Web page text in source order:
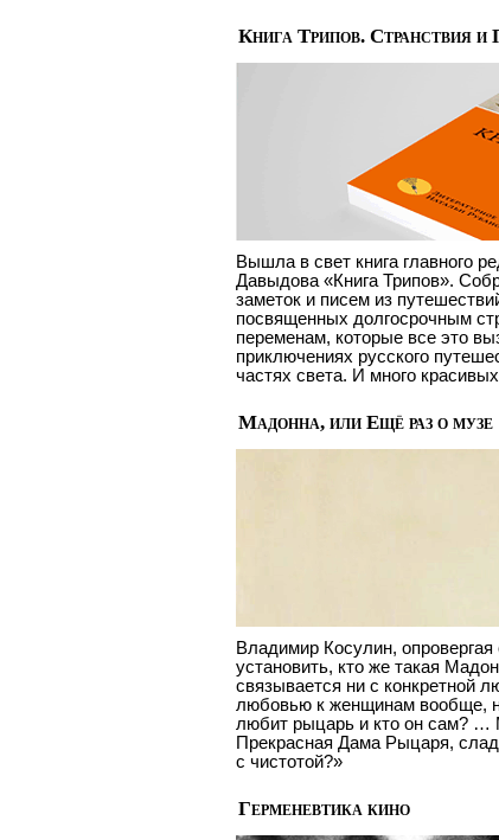
Книга Трипов. Странствия и
Вышла в свет книга главного
Давыдова «Книга Трипов».
заметок и писем из
посвященных долгосрочным
переменам, которые все это
приключениях русского
частях света. И много
Мадонна, или Ещё раз о музе
Владимир Косулин,
установить, кто же такая
связывается ни с конкретной
любовью к женщинам вообще,
любит рыцарь и кто он сам? …
Прекрасная Дама Рыцаря,
с чистотой?»
Герменевтика кино